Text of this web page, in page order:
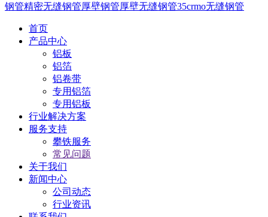
钢管精密无缝钢管厚壁钢管厚壁无缝钢管35crmo无缝钢管
首页
产品中心
铝板
铝箔
铝卷带
专用铝箔
专用铝板
行业解决方案
服务支持
攀铁服务
常见问题
关于我们
新闻中心
公司动态
行业资讯